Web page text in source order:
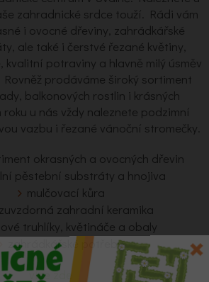
zahradnické srdce touží. Rádi vám
i ovocné dřeviny, zahrádkářské
ale také i čerstvé řezané květiny,
potraviny a hlavně milý úsměv
prodáváme široký sortiment
balkonových rostlin i krásných
roku u nás vždy naleznete podzimní
vazbu i řezané vánoční stromečky.
okrasných a ovocných dřevin
pěstební substráty a hnojiva
mulčovací kůra
zahradní keramika
truhlíky, květináče a obaly
zahrádkářské potřeby
více zde